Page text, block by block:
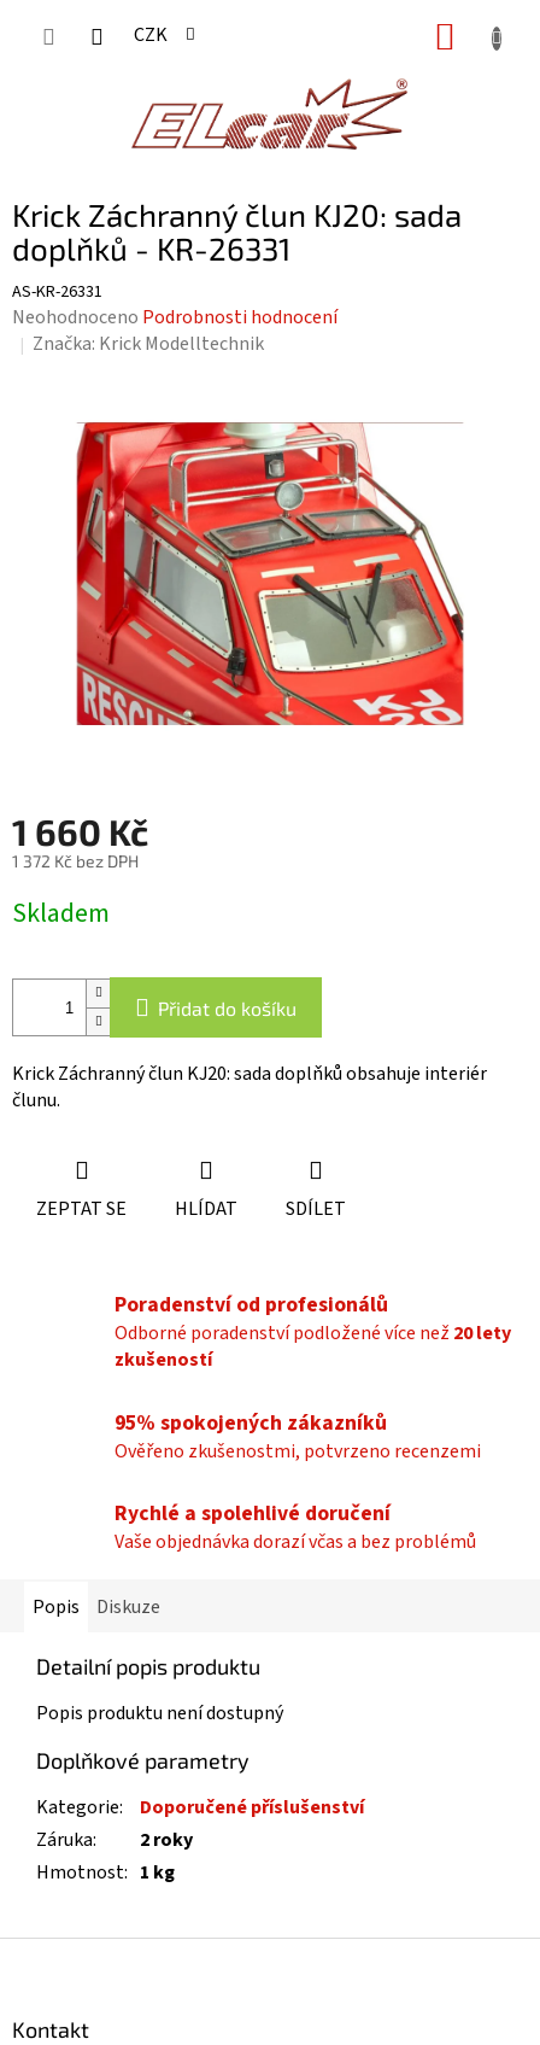
CZK
Krick Záchranný člun KJ20: sada
doplňků - KR-26331
AS-KR-26331
Průměrné
hodnocení
hvězdiček.
Neohodnoceno Podrobnosti hodnocení
Značka: Krick Modelltechnik
1 660 Kč
1 372 Kč bez DPH
cena:
Skladem
Přidat do košíku
Krick Záchranný člun KJ20: sada doplňků obsahuje interiér
člunu.
ZEPTAT SE HLÍDAT SDÍLET
Poradenství od profesionálů
Odborné poradenství podložené více než 20 lety
zkušeností
95% spokojených zákazníků
Ověřeno zkušenostmi, potvrzeno recenzemi
Rychlé a spolehlivé doručení
Vaše objednávka dorazí včas a bez problémů
Popis Diskuze
Detailní popis produktu
Popis produktu není dostupný
Doplňkové parametry
Kategorie:
Doporučené příslušenství
Záruka:
2 roky
Hmotnost: 1 kg
Kontakt